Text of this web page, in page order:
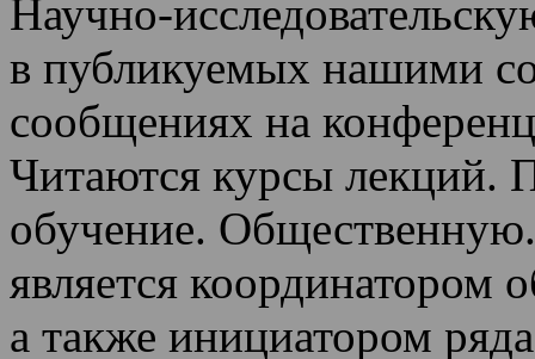
Научно-
в публикуемых нашими
сообщениях на
Читаются курсы лекций.
обучение.
является
а также инициатором